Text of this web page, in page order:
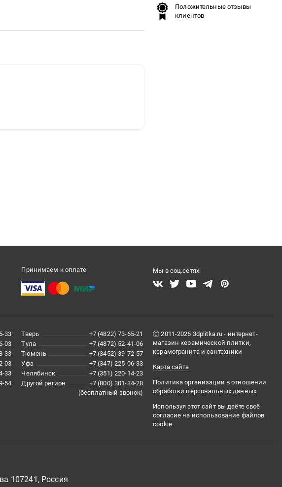
Положительные отзывы
клиентов
Принимаем к оплате: Мы в соц.сетях:
33
03
33
03
33
54
Тверь
+7 (4822) 73-65-21
Тула
+7 (4872) 52-41-06
Тюмень
+7 (3452) 39-72-57
Уфа
+7 (347) 225-06-33
Челябинск
+7 (351) 220-14-23
Другой регион
+7 (800) 301-34-28
(бесплатный звонок)
Ⓒ 2011-2026 3dplitka.ru - интернет-
магазин керамической плитки,
керамогранита и сантехники
Карта сайта
Политика организации в отношении
обработки персональных данных
Используя этот сайт вы даёте своё
согласие на использование файлов
cookie
107241, Россия